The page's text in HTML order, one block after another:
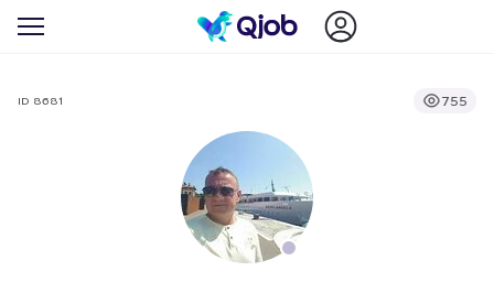
ID 8681 755